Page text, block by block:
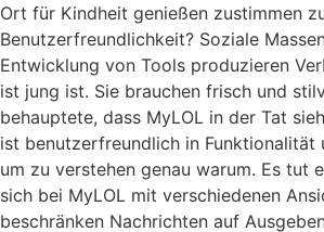
Ort für Kindheit genießen zustimmen
Benutzerfreundlichkeit? Soziale
Entwicklung von Tools produzieren
ist jung ist. Sie brauchen frisch und
behauptete, dass MyLOL in der Tat
ist benutzerfreundlich in
um zu verstehen genau warum. Es tut
sich bei MyLOL mit verschiedenen
beschränken Nachrichten auf